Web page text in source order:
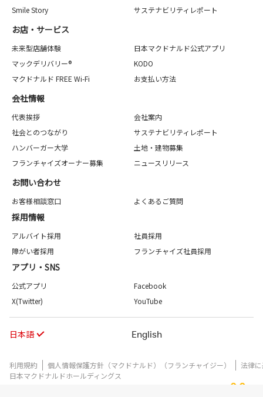
Smile Story
サステナビリティレポート
お店・サービス
未来型店舗体験
日本マクドナルド公式アプリ
マックデリバリー®
KODO
マクドナルド FREE Wi-Fi
お支払い方法
会社情報
代表挨拶
会社案内
社会とのつながり
サステナビリティレポート
ハンバーガー大学
土地・建物募集
フランチャイズオーナー募集
ニュースリリース
お問い合わせ
お客様相談窓口 よくあるご質問
採用情報
アルバイト採用
社員採用
障がい者採用
フランチャイズ社員採用
アプリ・SNS
公式アプリ
Facebook
X(Twitter)
YouTube
日本語 English
利用規約 個人情報保護方針（マクドナルド）（フランチャイジー）
法律
日本マクドナルドホールディングス